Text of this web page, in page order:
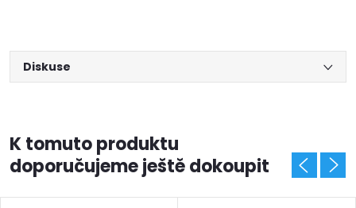
Diskuse
K tomuto produktu
doporučujeme ještě dokoupit